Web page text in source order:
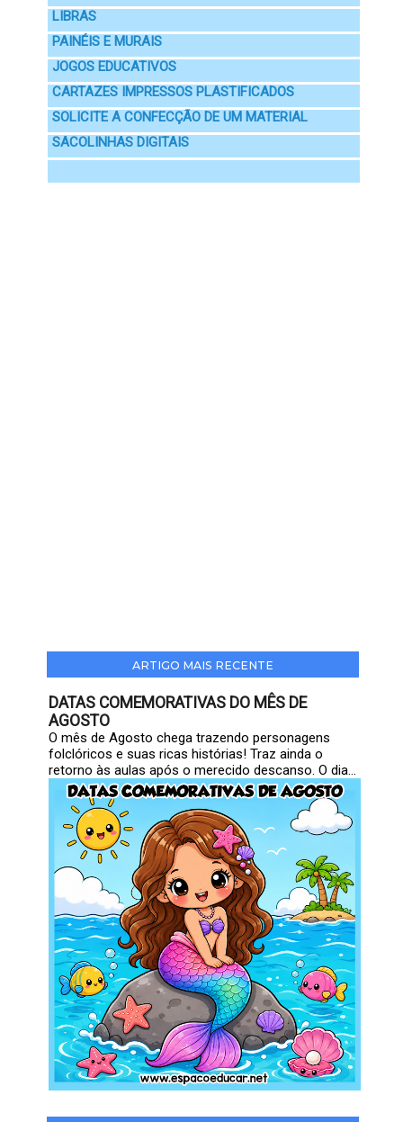
LIBRAS
PAINÉIS E MURAIS
JOGOS EDUCATIVOS
CARTAZES IMPRESSOS PLASTIFICADOS
SOLICITE A CONFECÇÃO DE UM MATERIAL
SACOLINHAS DIGITAIS
ARTIGO MAIS RECENTE
DATAS COMEMORATIVAS DO MÊS DE
AGOSTO
O mês de Agosto chega trazendo personagens
folclóricos e suas ricas histórias! Traz ainda o
retorno às aulas após o merecido descanso. O dia...